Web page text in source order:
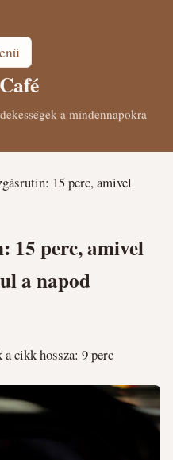
a mindennapokra
15 perc, amivel
15 perc, amivel
a napod
a cikk hossza: 9 perc